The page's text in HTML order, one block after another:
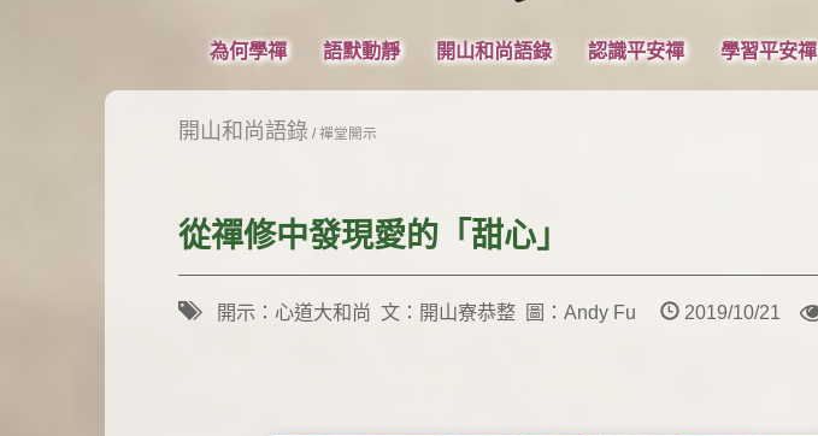
為何學禪 語默動靜 開山和尚語錄 認識平安禪 學習平安禪
開山和尚語錄/禪堂開示
從禪修中發現愛的「甜心」
開示：心道大和尚 文：開山寮恭整 圖：Andy Fu 2019/10/21